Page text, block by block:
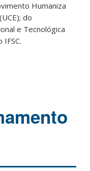
Humaniza
do
e Tecnológica